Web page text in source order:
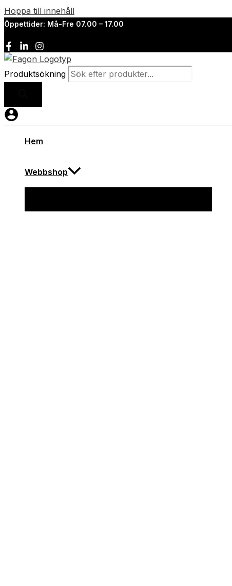
Hoppa till innehåll
Öppettider: Må-Fre 07.00 – 17.00
Produktsökning
Hem
Webbshop